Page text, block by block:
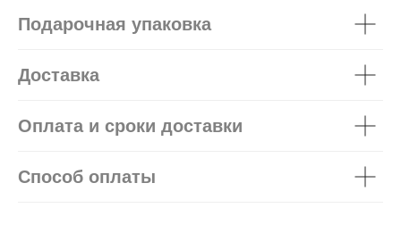
Подарочная упаковка
Доставка
Оплата и сроки доставки
Способ оплаты